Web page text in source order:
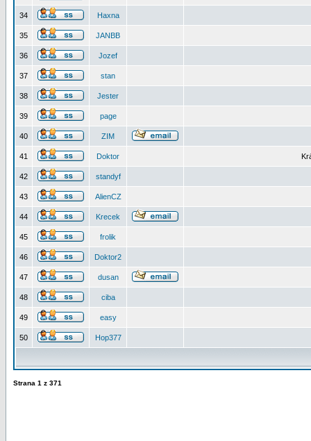
34 Haxna
35 JANBB
36 Jozef
37 stan
38 Jester
39 page
40 ZIM
41 Doktor
42 standyf
43 AlienCZ
44 Krecek
45 frolik
46 Doktor2
47 dusan
48 ciba
49 easy
50 Hop377
Strana 1 z 371